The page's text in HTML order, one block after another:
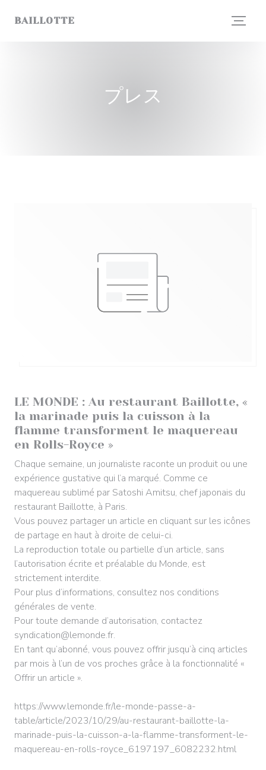
BAILLOTTE
プレス
LE MONDE : Au restaurant Baillotte, «
la marinade puis la cuisson à la
flamme transforment le maquereau
en Rolls-Royce »
Chaque semaine, un journaliste raconte un produit ou une
expérience gustative qui l’a marqué. Comme ce
maquereau sublimé par Satoshi Amitsu, chef japonais du
restaurant Baillotte, à Paris.
Vous pouvez partager un article en cliquant sur les icônes
de partage en haut à droite de celui-ci.
La reproduction totale ou partielle d’un article, sans
l’autorisation écrite et préalable du Monde, est
strictement interdite.
Pour plus d’informations, consultez nos conditions
générales de vente.
Pour toute demande d’autorisation, contactez
syndication@lemonde.fr.
En tant qu’abonné, vous pouvez offrir jusqu’à cinq articles
par mois à l’un de vos proches grâce à la fonctionnalité «
Offrir un article ».
https://www.lemonde.fr/le-monde-passe-a-
table/article/2023/10/29/au-restaurant-baillotte-la-
marinade-puis-la-cuisson-a-la-flamme-transforment-le-
maquereau-en-rolls-royce_6197197_6082232.html